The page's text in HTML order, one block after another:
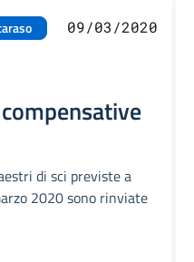
09/03/2020
di sci previste a
2020 sono rinviate